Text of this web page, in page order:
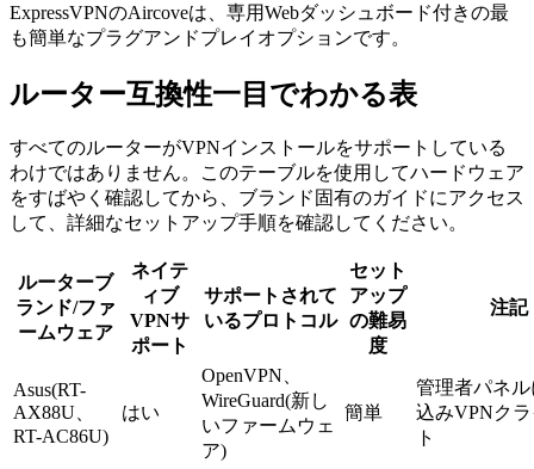
ExpressVPNのAircoveは、専用Webダッシュボード付きの最
も簡単なプラグアンドプレイオプションです。
ルーター互換性一目でわかる表
すべてのルーターがVPNインストールをサポートしている
わけではありません。このテーブルを使用してハードウェア
をすばやく確認してから、ブランド固有のガイドにアクセス
して、詳細なセットアップ手順を確認してください。
ルーターブ
ランド/ファ
ームウェア
ネイテ
ィブ
VPNサ
ポート
サポートされて
いるプロトコル
セット
アップ
の難易
度
注記
Asus(RT-
AX88U、
RT-AC86U)
はい
OpenVPN、
WireGuard(新し
いファームウェ
ア)
簡単
管理者パネ
込みVPNク
ト